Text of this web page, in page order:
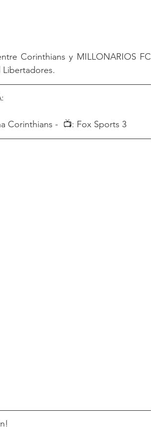
Corinthians y MILLONARIOS FC
Corinthians -  📺: Fox Sports 3